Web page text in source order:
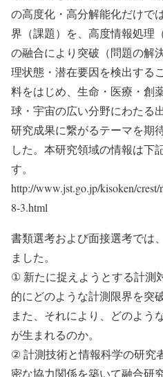
の高度化・高分解能化だけで
界（課題）を、高度情報処理
の融合により突破（問題の解
理状態・潜在要因を検出する
料をはじめ、生命・医療・創
球・宇宙の広い分野にわたる
研究成果に繋がるテーマを期
した。本研究領域の情報は下
す。
http://www.jst.go.jp/kisoken/crest/
8-3.html
書類選考および面接選考では
ました。
① 新たに捉えようとする計測
的にどのような計測限界を突
また、それにより、どのよう
が生まれるのか。
② 計測技術と情報科学の研究
密な協力関係を築いて融合研